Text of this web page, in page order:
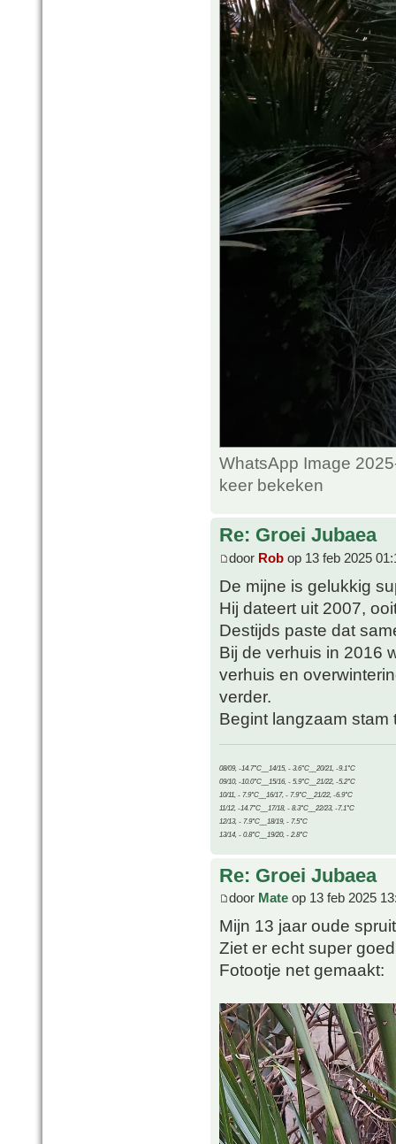
WhatsApp Image
keer bekeken
Re: Groei Jubaea
door Rob op 13 feb 2025
De mijne is gelukkig
Hij dateert uit 2007,
Destijds paste dat
Bij de verhuis in 2016
verhuis en
verder.
Begint langzaam stam
08/09, -14.7°C__14/15, - 3.6°C__20/21, -9.1°C
09/10, -10.0°C__15/16, - 5.9°C__21/22, -5.2°C
10/11, - 7.9°C__16/17, - 7.9°C__21/22, -6.9°C
11/12, -14.7°C__17/18, - 8.3°C__22/23, -7.1°C
12/13, - 7.9°C__18/19, - 7.5°C
13/14, - 0.8°C__19/20, - 2.8°C
Re: Groei Jubaea
door Mate op 13 feb 2025
Mijn 13 jaar oude
Ziet er echt super
Fotootje net gemaakt: